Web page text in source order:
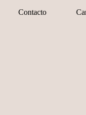
Contacto